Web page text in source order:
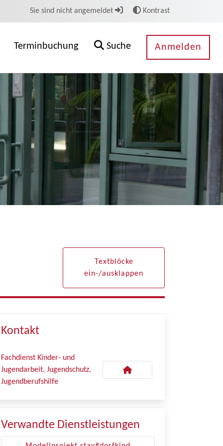
Sie sind nicht angemeldet Kontrast
Terminbuchung Suche Anmelden
Textblöcke
ein-/ausklappen
Kontakt
Fachdienst Kinder- und
Jugendarbeit, Jugendschutz,
Jugendberufshilfe
Verwandte Dienstleistungen